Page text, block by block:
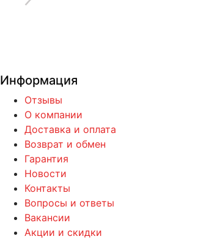
Информация
Отзывы
О компании
Доставка и оплата
Возврат и обмен
Гарантия
Новости
Контакты
Вопросы и ответы
Вакансии
Акции и скидки